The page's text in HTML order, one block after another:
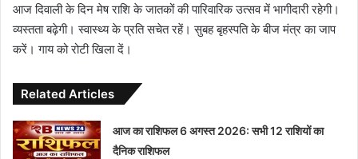
आज दिवाली के दिन मेष राशि के जातकों की पारिवारिक उत्सव में भागीदारी रहेगी।
व्यस्तता बढ़ेगी। स्वास्थ्य के प्रति सचेत रहें। सुबह बृहस्पति के बीज मंत्र का जाप
करें। गाय को रोटी खिला दें।
Related Articles
आज का राशिफल 6 अगस्त 2026: सभी 12 राशियों का
दैनिक राशिफल